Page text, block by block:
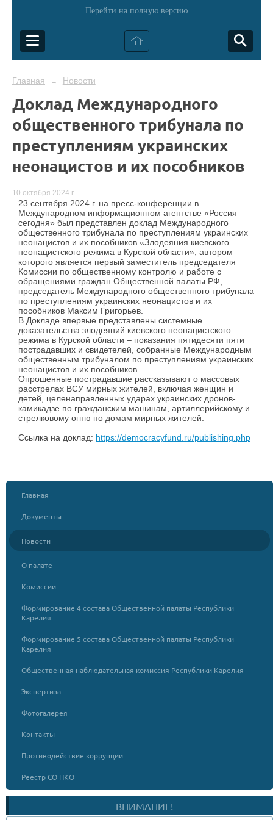
Перейти на полную версию
Главная → Новости
Доклад Международного
общественного трибунала по
преступлениям украинских
неонацистов и их пособников
10 октября 2024 г.
23 сентября 2024 г. на пресс-конференции в
Международном информационном агентстве «Россия
сегодня» был представлен доклад Международного
общественного трибунала по преступлениям украинских
неонацистов и их пособников «Злодеяния киевского
неонацистского режима в Курской области», автором
которого является первый заместитель председателя
Комиссии по общественному контролю и работе с
обращениями граждан Общественной палаты РФ,
председатель Международного общественного трибунала
по преступлениям украинских неонацистов и их
пособников Максим Григорьев.
В Докладе впервые представлены системные
доказательства злодеяний киевского неонацистского
режима в Курской области – показания пятидесяти пяти
пострадавших и свидетелей, собранные Международным
общественным трибуналом по преступлениям украинских
неонацистов и их пособников.
Опрошенные пострадавшие рассказывают о массовых
расстрелах ВСУ мирных жителей, включая женщин и
детей, целенаправленных ударах украинских дронов-
камикадзе по гражданским машинам, артиллерийскому и
стрелковому огню по домам мирных жителей.
Ссылка на доклад: https://democracyfund.ru/publishing.php
Главная
Документы
Новости
О палате
Комиссии
Формирование 4 состава Общественной палаты Республики
Карелия
Формирование 5 состава Общественной палаты Республики
Карелия
Общественная наблюдательная комиссия Республики Карелия
Экспертиза
Фотогалерея
Контакты
Противодействие коррупции
Реестр СО НКО
ВНИМАНИЕ!